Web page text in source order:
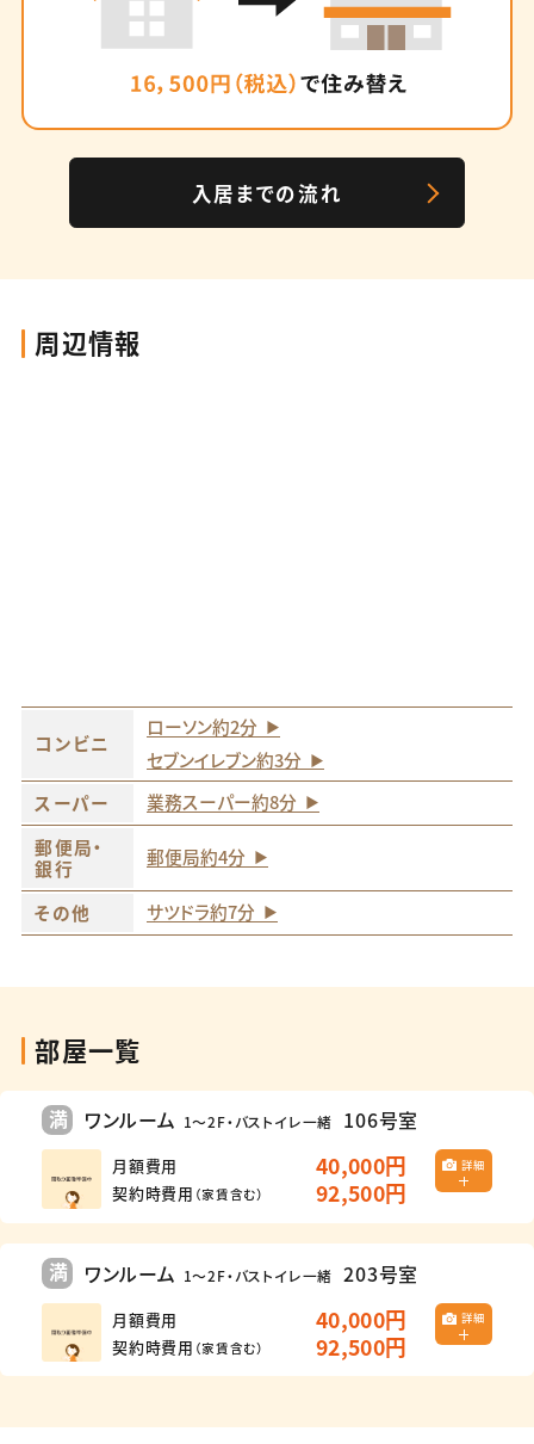
入居までの流れ
周辺情報
コンビニ
ローソン約2分
セブンイレブン約3分
スーパー
業務スーパー約8分
郵便局・
銀行
郵便局約4分
その他 サツドラ約7分
部屋一覧
満 ワンルーム 1～2F・バストイレ一緒 106号室
月額費用 40,000円
契約時費用 （家賃含む） 92,500円
詳細
満 ワンルーム 1～2F・バストイレ一緒 203号室
月額費用 40,000円
契約時費用 （家賃含む） 92,500円
詳細